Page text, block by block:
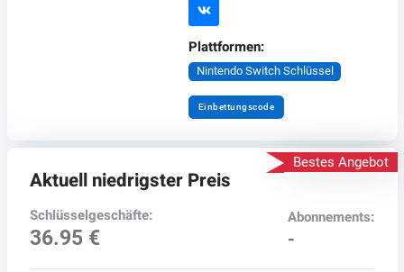
Plattformen:
Nintendo Switch Schlüssel
Einbettungscode
Bestes Angebot
Aktuell niedrigster Preis
Schlüsselgeschäfte:
36.95 €
Abonnements:
-